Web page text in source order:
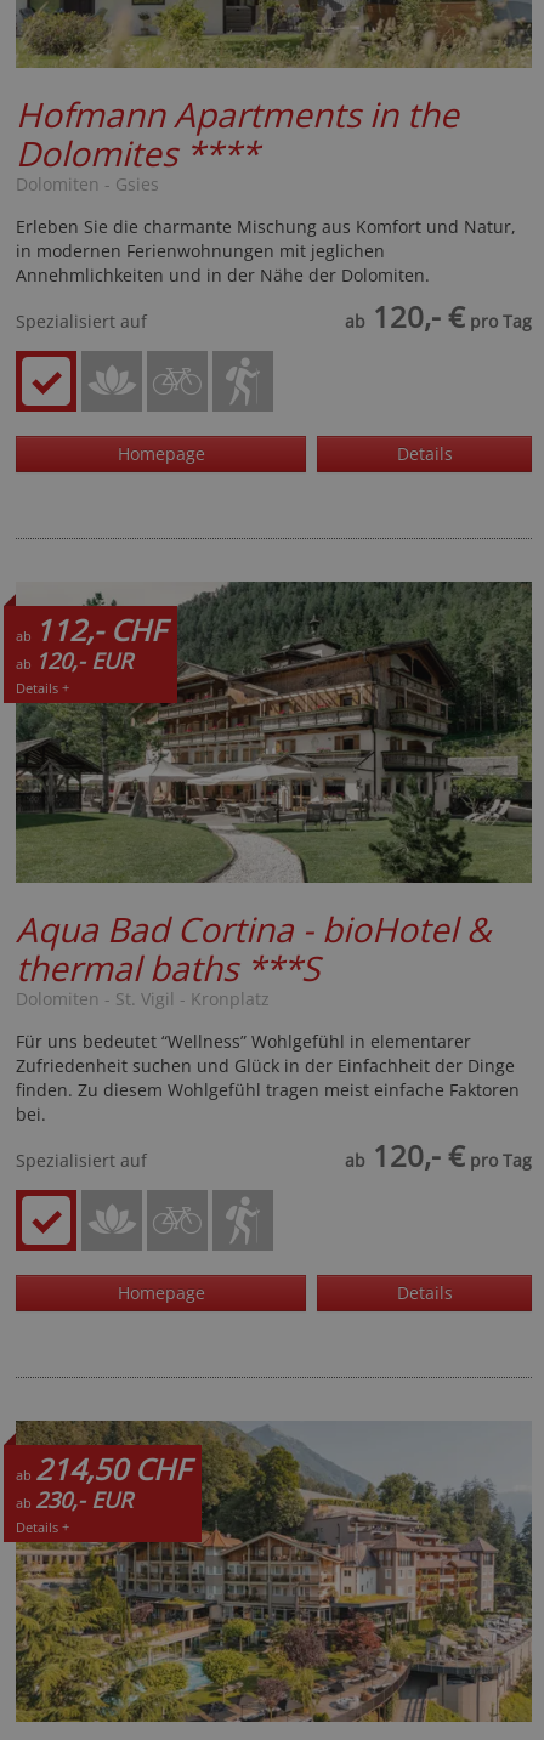
Hofmann Apartments in the
Dolomites ****
Dolomiten - Gsies
Erleben Sie die charmante Mischung aus Komfort und Natur,
in modernen Ferienwohnungen mit jeglichen
Annehmlichkeiten und in der Nähe der Dolomiten.
Spezialisiert auf
ab 120,- € pro Tag
Homepage Details
ab 112,- CHF
ab 120,- EUR
Details +
Aqua Bad Cortina - bioHotel &
thermal baths ***S
Dolomiten - St. Vigil - Kronplatz
Für uns bedeutet “Wellness” Wohlgefühl in elementarer
Zufriedenheit suchen und Glück in der Einfachheit der Dinge
finden. Zu diesem Wohlgefühl tragen meist einfache Faktoren
bei.
Spezialisiert auf
ab 120,- € pro Tag
Homepage Details
ab 214,50 CHF
ab 230,- EUR
Details +